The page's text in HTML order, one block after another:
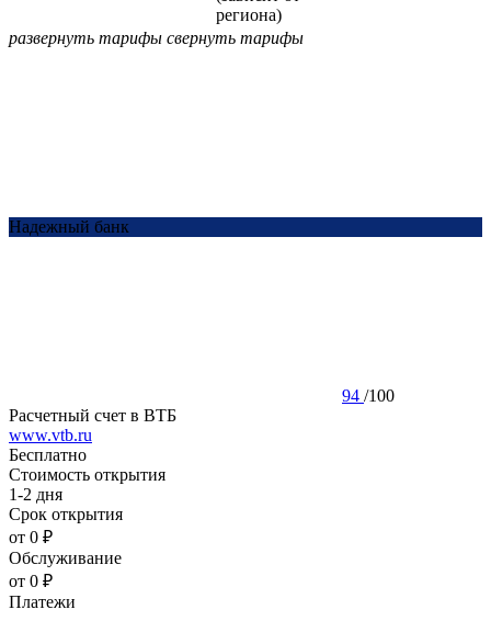
региона)
развернуть тарифы свернуть тарифы
Надежный банк
94 /100
Расчетный счет в ВТБ
www.vtb.ru
Бесплатно
Стоимость открытия
1-2 дня
Срок открытия
от 0 ₽
Обслуживание
от 0 ₽
Платежи